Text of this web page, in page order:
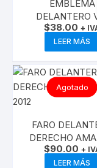
EMBLEMA
DELANTERO
AMAROK
$38.00 +
LEER MÁS
Agotado
FARO
DERECHO
2010-2012
$90.00 +
LEER MÁS